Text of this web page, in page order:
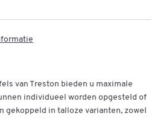
van Treston bieden u maximale
individueel worden opgesteld of
gekoppeld in talloze varianten, zowel